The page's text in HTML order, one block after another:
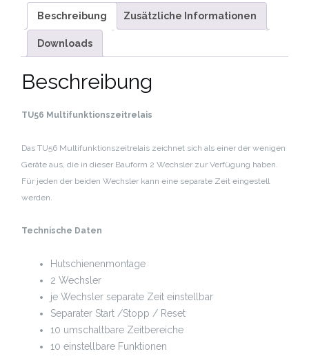
Beschreibung Zusätzliche Informationen
Downloads
Beschreibung
TU56 Multifunktionszeitrelais
Das TU56 Multifunktionszeitrelais zeichnet sich als einer der wenigen
Geräte aus, die in dieser Bauform 2 Wechsler zur Verfügung haben.
Für jeden der beiden Wechsler kann eine separate Zeit eingestell
werden.
Technische Daten
Hutschienenmontage
2 Wechsler
je Wechsler separate Zeit einstellbar
Separater Start /Stopp / Reset
10 umschaltbare Zeitbereiche
10 einstellbare Funktionen